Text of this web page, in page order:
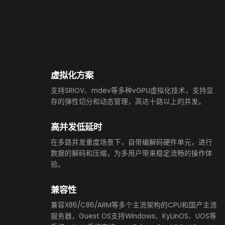
虚拟化方案
支持SRIOV、mdev等多种vGPU虚拟化技术，支持显
存的弹性切分和动态管理，高达十路以上的并发。
高并发低延时
在多路并发重度场景下，自带编解码硬件单元，进行
数据的解码和压缩，为多用户带来稳定流畅的操作体
验。
兼容性
兼容X86/C86/ARM等多个主流架构的CPU和国产主流
服务器，Guest OS支持Windows、KyLinOS、UOS等